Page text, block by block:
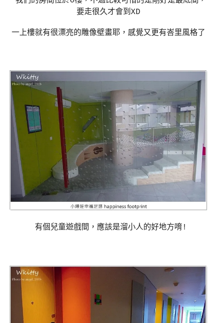
要走很久才會到XD
一上樓就有很漂亮的雕像壁畫耶，感覺又更有峇里風格了
有個兒童遊戲間，應該是溜小人的好地方唷!